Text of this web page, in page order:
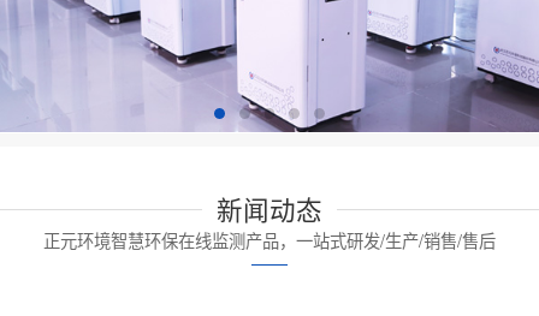
新闻动态
正元环境智慧环保在线监测产品，一站式研发/生产/销售/售后